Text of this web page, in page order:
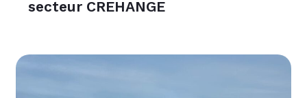
secteur CREHANGE